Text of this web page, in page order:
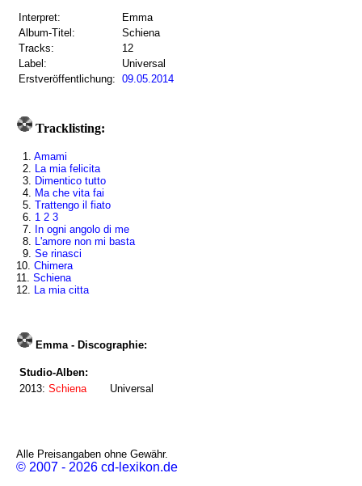
Interpret:
Emma
Album-Titel:
Schiena
Tracks:
12
Label:
Universal
Erstveröffentlichung: 09.05.2014
Tracklisting:
1. Amami
2. La mia felicita
3. Dimentico tutto
4. Ma che vita fai
5. Trattengo il fiato
6. 1 2 3
7. In ogni angolo di me
8. L'amore non mi basta
9. Se rinasci
10. Chimera
11. Schiena
12. La mia citta
Emma - Discographie:
Studio-Alben:
2013: Schiena Universal
Alle Preisangaben ohne Gewähr.
© 2007 - 2026 cd-lexikon.de